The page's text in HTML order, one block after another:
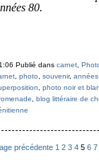
80.
Publié dans carnet,
, photo souvenir,
photo noir et
blog littéraire de
précédente 1 2 3 4 5 6 7